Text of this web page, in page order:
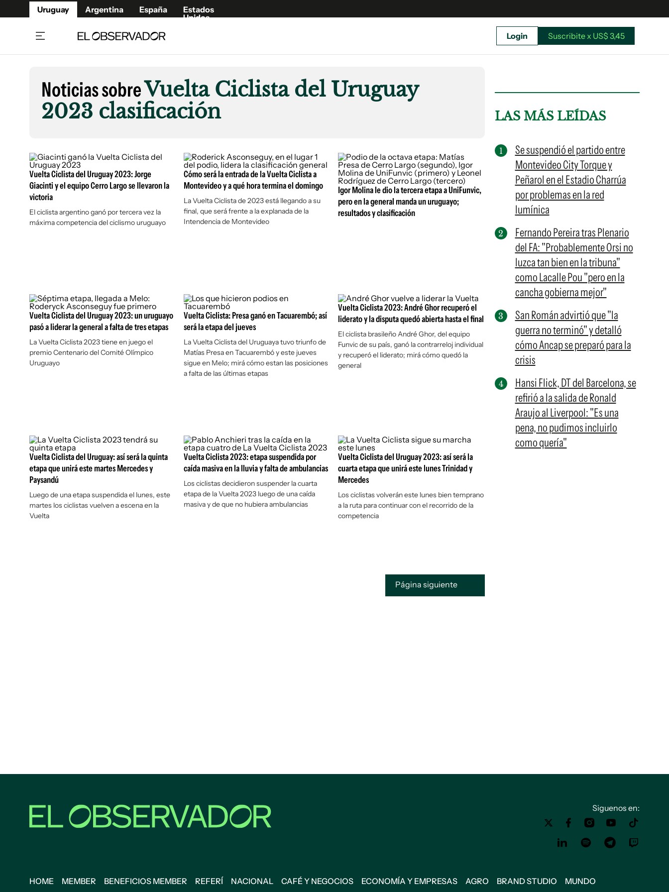
Uruguay Argentina España
Estados
Unidos
Beneficios Member
Referí
Nacional
Economía y Empresas
Agro
Brand Studio
Mundo
Cultura y Espectáculos
Fúnebres
Remates y Legales
Ediciones especiales
Newsletters
Argentina
España
Estados Unidos
Suscribite x US$ 3,45
Ahora en:
Montevideo
6°C
Cielo Claro
Lunes:
Mín 8°Máx9°
Siguenos en:
Login Suscribite x US$ 3,45
Noticias sobreVuelta Ciclista del Uruguay
2023 clasificación
Vuelta Ciclista del Uruguay 2023: Jorge
Giacinti y el equipo Cerro Largo se llevaron la
victoria
El ciclista argentino ganó por tercera vez la
máxima competencia del ciclismo uruguayo
Cómo será la entrada de la Vuelta Ciclista a
Montevideo y a qué hora termina el domingo
La Vuelta Ciclista de 2023 está llegando a su
final, que será frente a la explanada de la
Intendencia de Montevideo
Igor Molina le dio la tercera etapa a UniFunvic,
pero en la general manda un uruguayo;
resultados y clasificación
Vuelta Ciclista del Uruguay 2023: un uruguayo
pasó a liderar la general a falta de tres etapas
La Vuelta Ciclista 2023 tiene en juego el
premio Centenario del Comité Olímpico
Uruguayo
Vuelta Ciclista: Presa ganó en Tacuarembó; así
será la etapa del jueves
La Vuelta Ciclista del Uruguaya tuvo triunfo de
Matías Presa en Tacuarembó y este jueves
sigue en Melo; mirá cómo estan las posiciones
a falta de las últimas etapas
Vuelta Ciclista 2023: André Ghor recuperó el
liderato y la disputa quedó abierta hasta el final
El ciclista brasileño André Ghor, del equipo
Funvic de su país, ganó la contrarreloj individual
y recuperó el liderato; mirá cómo quedó la
general
Vuelta Ciclista del Uruguay: así será la quinta
etapa que unirá este martes Mercedes y
Paysandú
Luego de una etapa suspendida el lunes, este
martes los ciclistas vuelven a escena en la
Vuelta
Vuelta Ciclista 2023: etapa suspendida por
caída masiva en la lluvia y falta de ambulancias
Los ciclistas decidieron suspender la cuarta
etapa de la Vuelta 2023 luego de una caída
masiva y de que no hubiera ambulancias
Vuelta Ciclista del Uruguay 2023: así será la
cuarta etapa que unirá este lunes Trinidad y
Mercedes
Los ciclistas volverán este lunes bien temprano
a la ruta para continuar con el recorrido de la
competencia
Página siguiente
LAS MÁS LEÍDAS
Se suspendió el partido entre
Montevideo City Torque y
Peñarol en el Estadio Charrúa
por problemas en la red
lumínica
Fernando Pereira tras Plenario
del FA: "Probablemente Orsi no
luzca tan bien en la tribuna"
como Lacalle Pou "pero en la
cancha gobierna mejor"
San Román advirtió que "la
guerra no terminó" y detalló
cómo Ancap se preparó para la
crisis
Hansi Flick, DT del Barcelona, se
refirió a la salida de Ronald
Araujo al Liverpool: "Es una
pena, no pudimos incluirlo
como quería"
Siguenos en:
HOME MEMBER BENEFICIOS MEMBER REFERÍ NACIONAL CAFÉ Y NEGOCIOS ECONOMÍA Y EMPRESAS AGRO BRAND STUDIO MUNDO